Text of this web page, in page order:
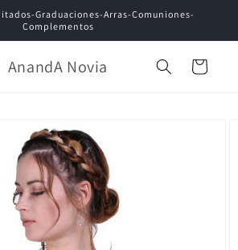
Graduaciones-Arras-Comuniones-
Complementos
AnandA Novia Carrito